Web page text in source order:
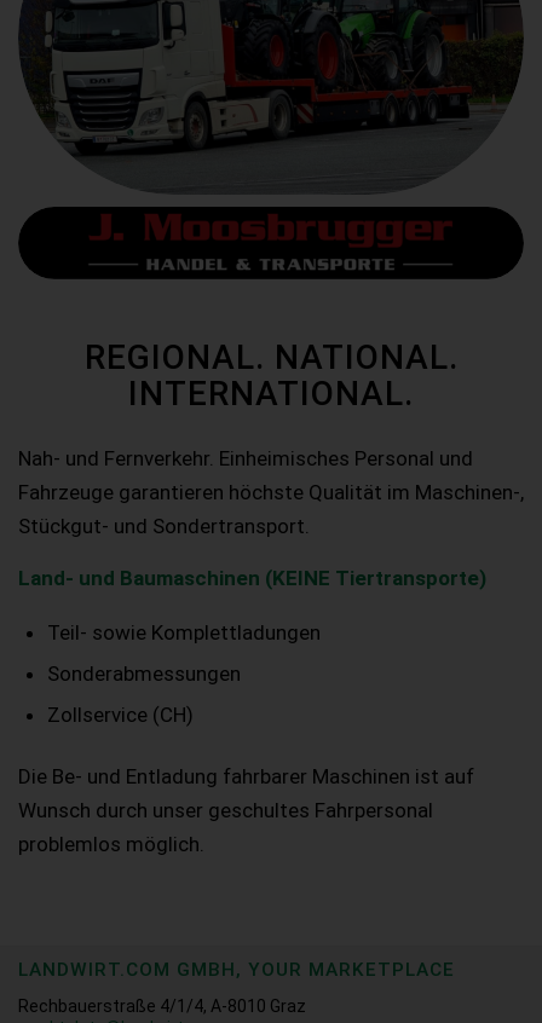
REGIONAL. NATIONAL.
INTERNATIONAL.
Nah- und Fernverkehr. Einheimisches Personal und
Fahrzeuge garantieren höchste Qualität im Maschinen-,
Stückgut- und Sondertransport.
Land- und Baumaschinen (KEINE Tiertransporte)
Teil- sowie Komplettladungen
Sonderabmessungen
Zollservice (CH)
Die Be- und Entladung fahrbarer Maschinen ist auf
Wunsch durch unser geschultes Fahrpersonal
problemlos möglich.
LANDWIRT.COM GMBH, YOUR MARKETPLACE
Rechbauerstraße 4/1/4, A-8010 Graz